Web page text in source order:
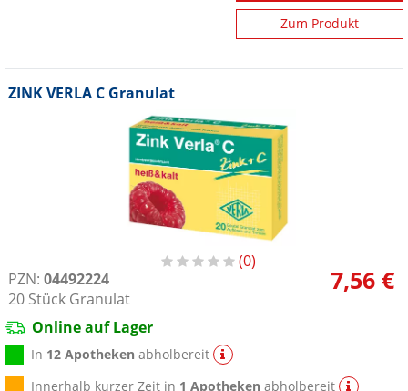
Zum Produkt
ZINK VERLA C Granulat
0
PZN: 04492224
20 Stück Granulat
7,56 €
Online auf Lager
In 12 Apotheken abholbereit
Innerhalb kurzer Zeit in 1 Apotheken abholbereit